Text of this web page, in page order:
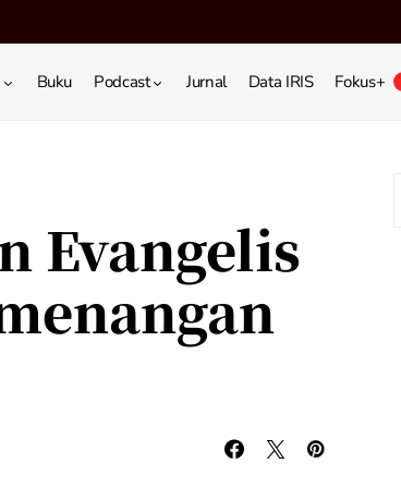
Buku Podcast Jurnal Data IRIS Fokus+
Evangelis